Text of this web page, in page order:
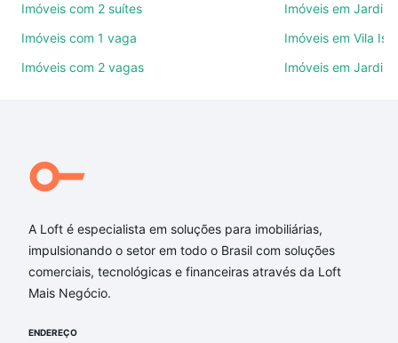
ruas, bairros e até condomínios favoritos. Você
também pode usar os filtros como quantidade de
combinar perfeitamente com o preço, metragem e
Sorocaba, SP ideal para você na Loft.
Qual o preço de Imóveis com 2 vagas à venda em
Aqui na Loft temos a oferta ideal para você, com
Imóveis com 2 vagas à venda em Jardim
Residencial Imperatriz, Sorocaba, SP que custam a
financiamento imobiliário as parcelas podem se
Imóveis com 2 suítes
Imóveis com 1 vaga
Imóveis com 2 vagas
Imóveis em Jardim
Imóveis em Vila
Imóveis em Jardim
A Loft é especialista em soluções para imobiliárias,
impulsionando o setor em todo o Brasil com soluções
comerciais, tecnológicas e financeiras através da Loft
Mais Negócio.
ENDEREÇO